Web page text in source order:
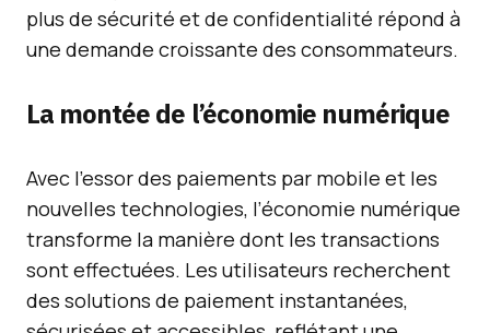
plus de sécurité et de confidentialité répond à
une demande croissante des consommateurs.
La montée de l’économie numérique
Avec l’essor des paiements par mobile et les
nouvelles technologies, l’économie numérique
transforme la manière dont les transactions
sont effectuées. Les utilisateurs recherchent
des solutions de paiement instantanées,